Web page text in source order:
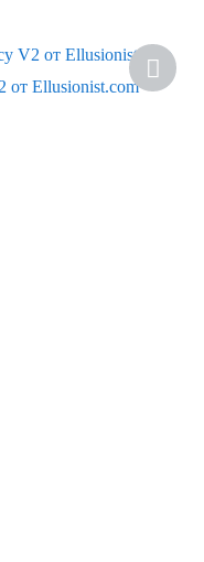
от Ellusionist.com